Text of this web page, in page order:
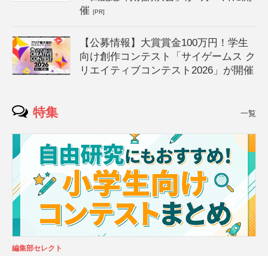
催[PR]
【公募情報】大賞賞金100万円！学生
向け創作コンテスト「サイゲームス ク
リエイティブコンテスト2026」が開催
特集 一覧
編集部セレクト